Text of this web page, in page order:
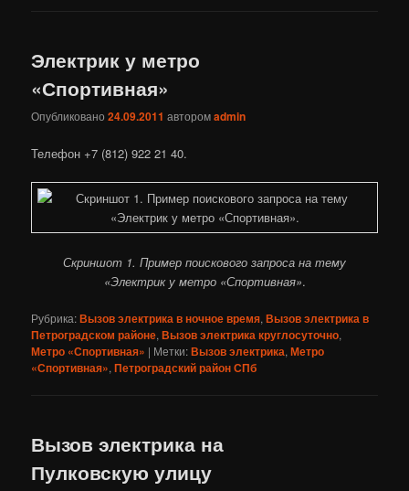
Электрик у метро
«Спортивная»
Опубликовано24.09.2011 авторомadmin
Телефон +7 (812) 922 21 40.
Скриншот 1. Пример поискового запроса на тему
«Электрик у метро «Спортивная».
Рубрика:Вызов электрика в ночное время,Вызов электрика в
Петроградском районе,Вызов электрика круглосуточно,
Метро «Спортивная» | Метки:Вызов электрика,Метро
«Спортивная»,Петроградский район СПб
Вызов электрика на
Пулковскую улицу